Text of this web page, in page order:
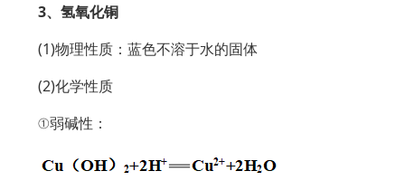
3、氢氧化铜
(1)物理性质：蓝色不溶于水的固体
(2)化学性质
①弱碱性：